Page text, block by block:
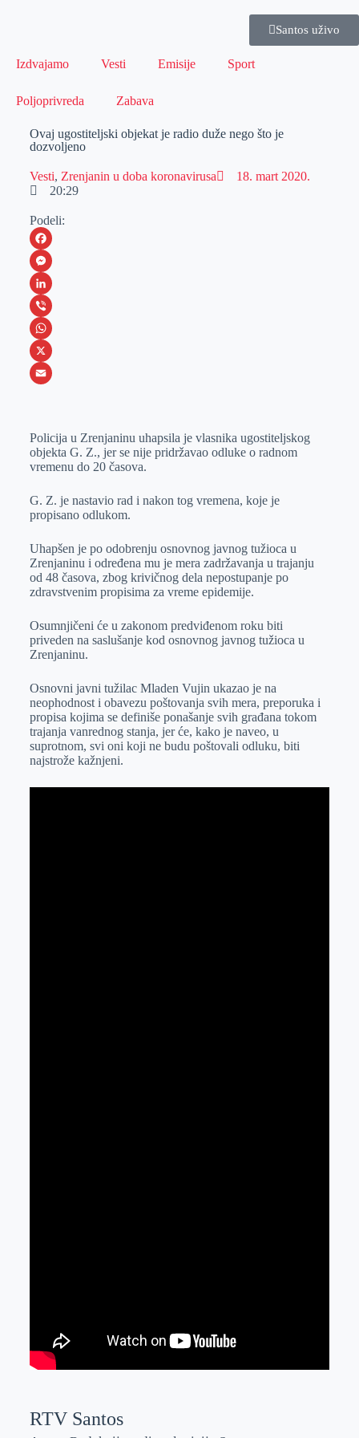
Santos uživo
Izdvajamo Vesti Emisije Sport
Poljoprivreda Zabava
Ovaj ugostiteljski objekat je radio duže nego što je
dozvoljeno
Vesti, Zrenjanin u doba koronavirusa
18. mart 2020.
20:29
Podeli:
F
a
c
e
b
o
M
e
s
s
e
e
r
L
i
n
k
I
n
V
i
b
W
h
s
A
p
X
a
i
Policija u Zrenjaninu uhapsila je vlasnika ugostiteljskog
objekta G. Z., jer se nije pridržavao odluke o radnom
vremenu do 20 časova.
G. Z. je nastavio rad i nakon tog vremena, koje je
propisano odlukom.
Uhapšen je po odobrenju osnovnog javnog tužioca u
Zrenjaninu i određena mu je mera zadržavanja u trajanju
od 48 časova, zbog krivičnog dela nepostupanje po
zdravstvenim propisima za vreme epidemije.
Osumnjičeni će u zakonom predviđenom roku biti
priveden na saslušanje kod osnovnog javnog tužioca u
Zrenjaninu.
Osnovni javni tužilac Mladen Vujin ukazao je na
neophodnost i obavezu poštovanja svih mera, preporuka i
propisa kojima se definiše ponašanje svih građana tokom
trajanja vanrednog stanja, jer će, kako je naveo, u
suprotnom, svi oni koji ne budu poštovali odluku, biti
najstrože kažnjeni.
RTV Santos